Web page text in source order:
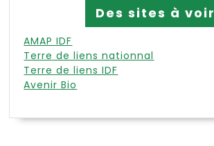
Des sites à voir
AMAP IDF
Terre de liens nationnal
Terre de liens IDF
Avenir Bio